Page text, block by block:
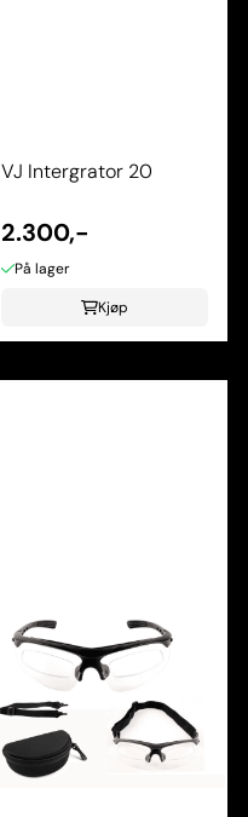
VJ Intergrator 20
2.300,-
På lager
Kjøp